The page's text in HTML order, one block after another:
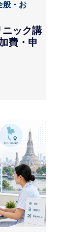
般・お
ニック講
費・申